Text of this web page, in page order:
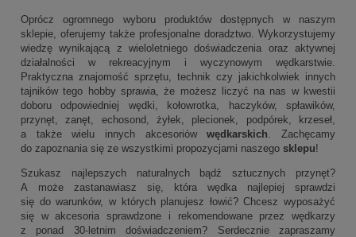
Oprócz ogromnego wyboru produktów dostępnych w naszym
sklepie, oferujemy także profesjonalne doradztwo. Wykorzystujemy
wiedzę wynikającą z wieloletniego doświadczenia oraz aktywnej
działalności w rekreacyjnym i wyczynowym wędkarstwie.
Praktyczna znajomość sprzętu, technik czy jakichkolwiek innych
tajników tego hobby sprawia, że możesz liczyć na nas w kwestii
doboru odpowiedniej wędki, kołowrotka, haczyków, spławików,
przynęt, zanęt, echosond, żyłek, plecionek, podpórek, krzeseł,
a także wielu innych akcesoriówwędkarskich . Zachęcamy
do zapoznania się ze wszystkimi propozycjami naszego sklepu!
Szukasz najlepszych naturalnych bądź sztucznych przynęt?
A może zastanawiasz się, która wędka najlepiej sprawdzi
się do warunków, w których planujesz łowić? Chcesz wyposażyć
się w akcesoria sprawdzone i rekomendowane przez wędkarzy
z ponad 30-letnim doświadczeniem? Serdecznie zapraszamy